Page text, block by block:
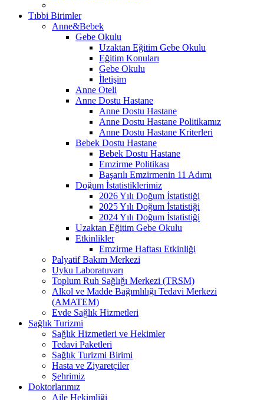
Tıbbi Birimler
Anne&Bebek
Gebe Okulu
Uzaktan Eğitim Gebe Okulu
Eğitim Konuları
Gebe Okulu
İletişim
Anne Oteli
Anne Dostu Hastane
Anne Dostu Hastane
Anne Dostu Hastane Politikamız
Anne Dostu Hastane Kriterleri
Bebek Dostu Hastane
Bebek Dostu Hastane
Emzirme Politikası
Başarılı Emzirmenin 11 Adımı
Doğum İstatistiklerimiz
2026 Yılı Doğum İstatistiği
2025 Yılı Doğum İstatistiği
2024 Yılı Doğum İstatistiği
Uzaktan Eğitim Gebe Okulu
Etkinlikler
Emzirme Haftası Etkinliği
Palyatif Bakım Merkezi
Uyku Laboratuvarı
Toplum Ruh Sağlığı Merkezi (TRSM)
Alkol ve Madde Bağımlılığı Tedavi Merkezi
(AMATEM)
Evde Sağlık Hizmetleri
Sağlık Turizmi
Sağlık Hizmetleri ve Hekimler
Tedavi Paketleri
Sağlık Turizmi Birimi
Hasta ve Ziyaretçiler
Şehrimiz
Doktorlarımız
Aile Hekimliği